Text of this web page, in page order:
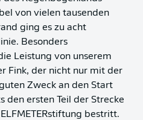
von vielen tausenden
ging es zu acht
Besonders
Leistung von unserem
Fink, der nicht nur mit der
Zweck an den Start
den ersten Teil der Strecke
bestritt.